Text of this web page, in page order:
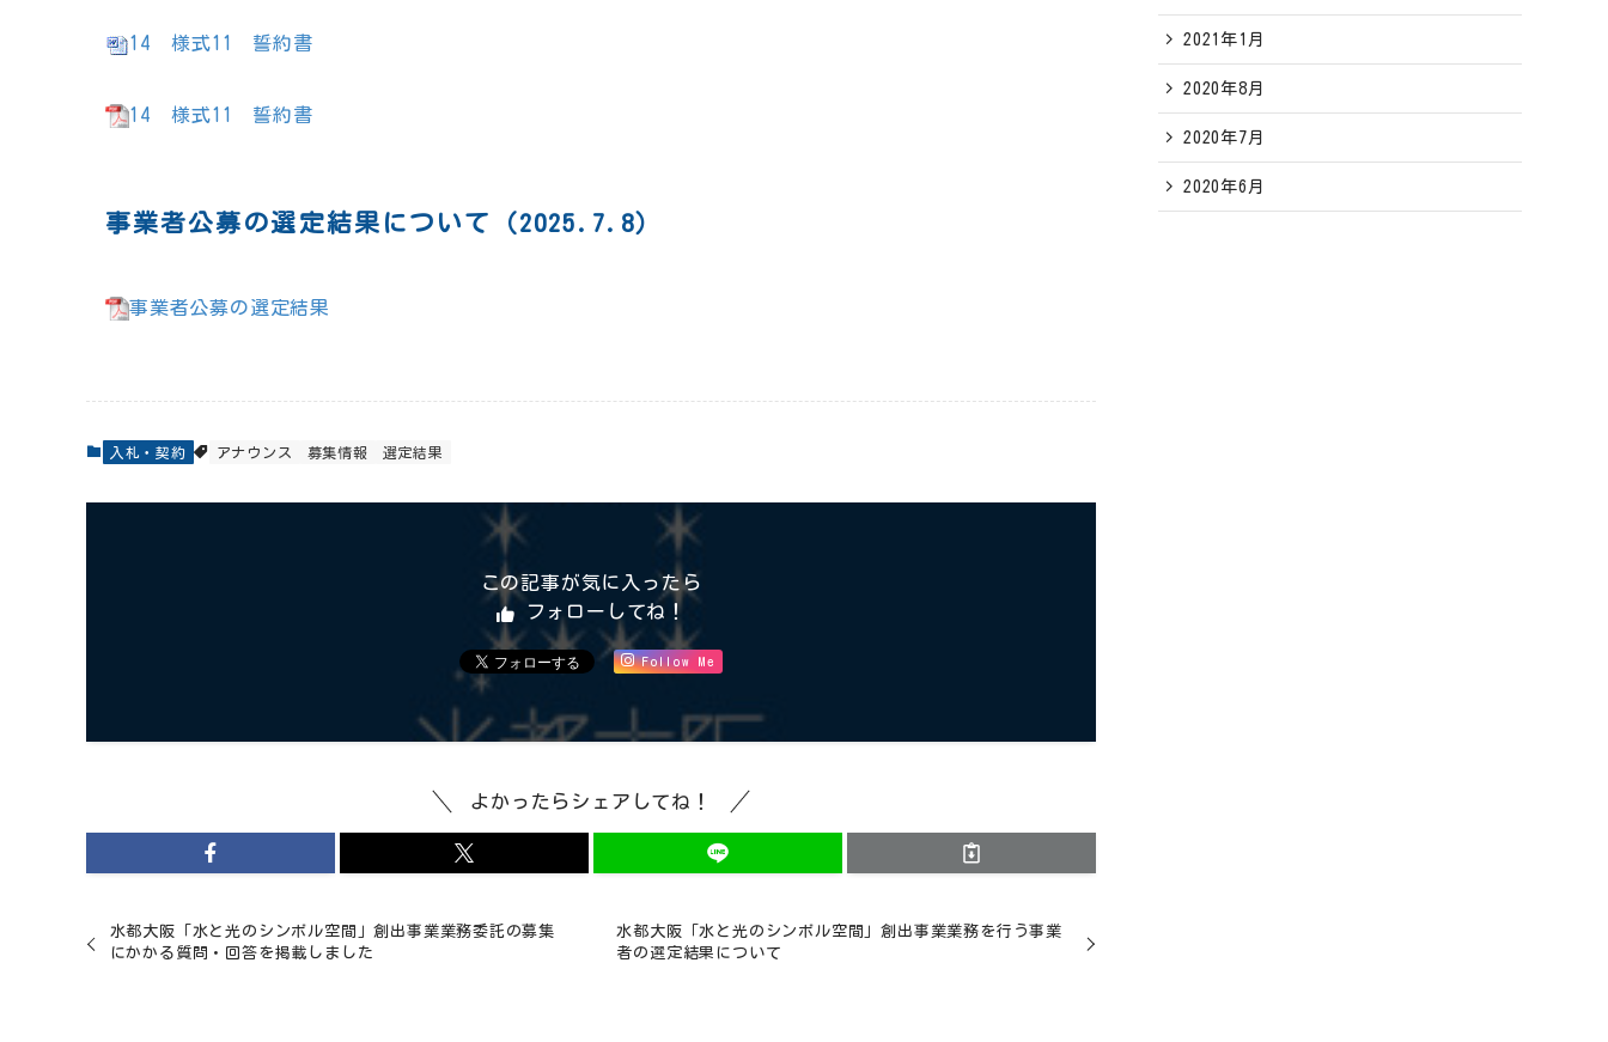
14 様式11 誓約書
14 様式11 誓約書
事業者公募の選定結果について（2025.7.8）
事業者公募の選定結果
入札・契約 アナウンス 募集情報 選定結果
この記事が気に入ったら
フォローしてね！
Follow Me
よかったらシェアしてね！
水都大阪「水と光のシンボル空間」創出事業業務委託の募集
にかかる質問・回答を掲載しました
水都大阪「水と光のシンボル空間」創出事業業務を行う事業
者の選定結果について
2021年1月
2020年8月
2020年7月
2020年6月